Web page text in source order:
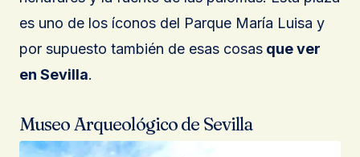
es uno de los íconos del Parque María Luisa y
por supuesto también de esas cosas que ver
en Sevilla.
Museo Arqueológico de Sevilla